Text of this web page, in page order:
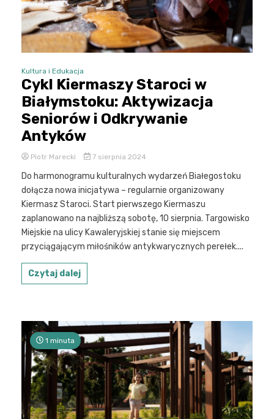
Kultura i Edukacja
Cykl Kiermaszy Staroci w
Białymstoku: Aktywizacja
Seniorów i Odkrywanie
Antyków
Piotr Marecki 7 sierpnia 2024
Do harmonogramu kulturalnych wydarzeń Białegostoku
dołącza nowa inicjatywa – regularnie organizowany
Kiermasz Staroci. Start pierwszego Kiermaszu
zaplanowano na najbliższą sobotę, 10 sierpnia. Targowisko
Miejskie na ulicy Kawaleryjskiej stanie się miejscem
przyciągającym miłośników antykwarycznych perełek....
Czytaj dalej
1 minuta